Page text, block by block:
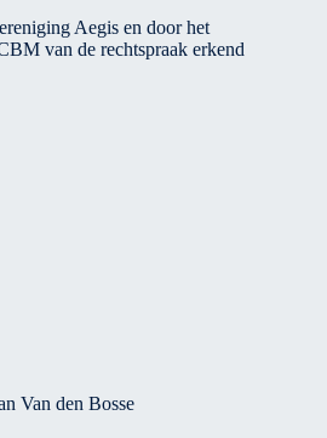
Aegis en door het
van de rechtspraak erkend
Van den Bosse